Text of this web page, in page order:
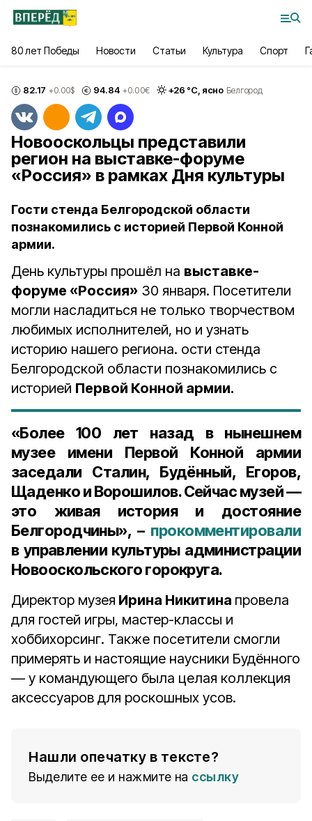
80 лет Победы Новости Статьи Культура Спорт
82.17 +0.00$ 94.84 +0.00€ +26 °С, ясно Белгород
Новооскольцы представили
регион на выставке-форуме
«Россия» в рамках Дня культуры
Гости стенда Белгородской области
познакомились с историей Первой Конной
армии.
День культуры прошёл на выставке-
форуме «Россия» 30 января. Посетители
могли насладиться не только творчеством
любимых исполнителей, но и узнать
историю нашего региона. ости стенда
Белгородской области познакомились с
историей Первой Конной армии.
«Более 100 лет назад в нынешнем
музее имени Первой Конной армии
заседали Сталин, Будённый, Егоров,
Щаденко и Ворошилов. Сейчас музей —
это живая история и достояние
Белгородчины», – прокомментировали
в управлении культуры администрации
Новооскольского горокруга.
Директор музея Ирина Никитина провела
для гостей игры, мастер-классы и
хоббихорсинг. Также посетители смогли
примерять и настоящие наусники Будённого
— у командующего была целая коллекция
аксессуаров для роскошных усов.
Нашли опечатку в тексте?
Выделите ее и нажмите на ссылку